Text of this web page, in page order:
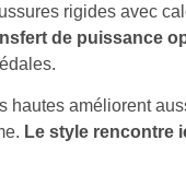
rigides avec
de puissance
hautes améliorent
Le style rencontre